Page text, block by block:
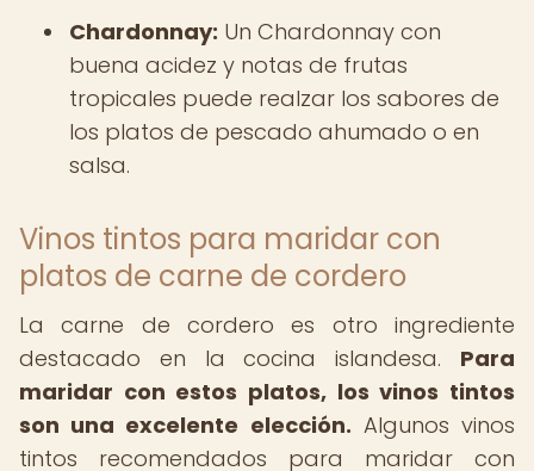
Chardonnay: Un Chardonnay con
buena acidez y notas de frutas
tropicales puede realzar los sabores de
los platos de pescado ahumado o en
salsa.
Vinos tintos para maridar con
platos de carne de cordero
La carne de cordero es otro ingrediente
destacado en la cocina islandesa. Para
maridar con estos platos, los vinos tintos
son una excelente elección. Algunos vinos
tintos recomendados para maridar con